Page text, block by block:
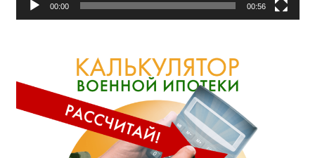
00:00 00:56